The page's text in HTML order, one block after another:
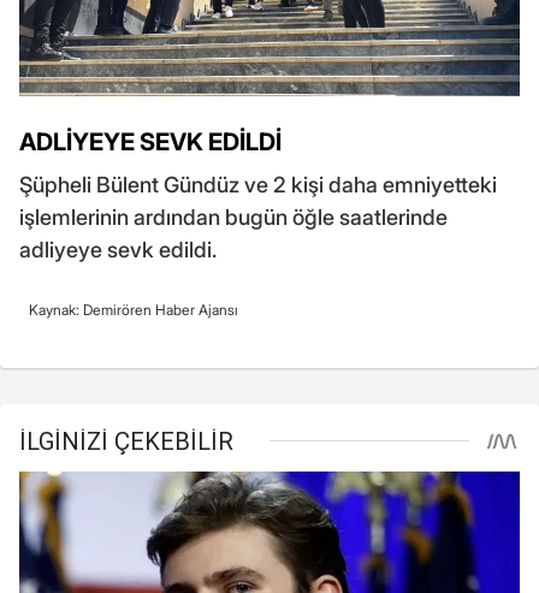
ADLİYEYE SEVK EDİLDİ
Şüpheli Bülent Gündüz ve 2 kişi daha emniyetteki
işlemlerinin ardından bugün öğle saatlerinde
adliyeye sevk edildi.
Kaynak: Demirören Haber Ajansı